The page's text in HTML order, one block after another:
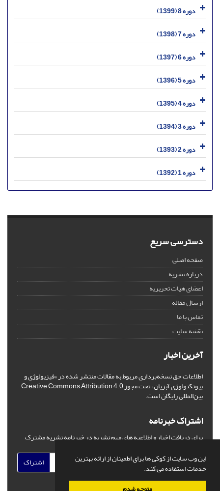
این وب سایت از کوکی ها برای اطمینان از ارائه بهترین
خدمات استفاده می کند.
دوره 8 (1399)
دوره 7 (1398)
دوره 6 (1397)
دوره 5 (1396)
دوره 4 (1395)
دوره 3 (1394)
دوره 2 (1393)
دوره 1 (1392)
دسترسی سریع
صفحه اصلی
درباره نشریه
اعضای هیات تحریریه
ارسال مقاله
تماس با ما
نقشه سایت
آخرین اخبار
اطلاعات حق نسخه‌برداری مربوط به مقالات منتشر شده در «فیزیولوژی و
بیوتکنولوژی آبزیان» تحت مجوز Creative Commons Attribution 4.0
بین‌المللی رایگان است.
اشتراک خبرنامه
برای دریافت اخبار و اطلاعیه های مهم نشریه در خبرنامه نشریه مشترک
اشتراک